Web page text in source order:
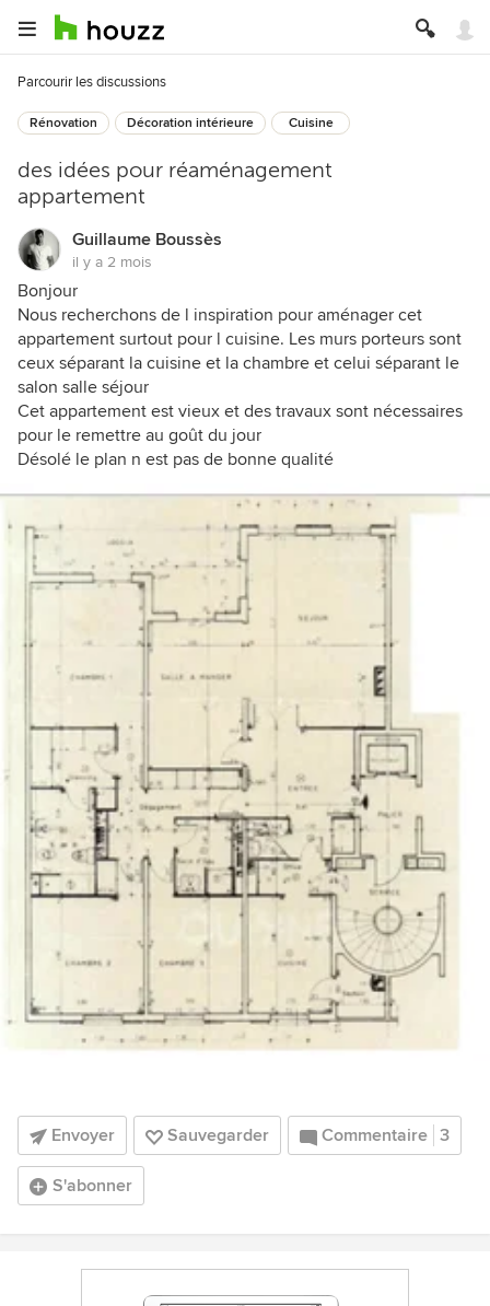
Parcourir les discussions
Rénovation Décoration intérieure Cuisine
des idées pour réaménagement
appartement
Guillaume Boussès
il y a 2 mois
Bonjour
Nous recherchons de l inspiration pour aménager cet
appartement surtout pour l cuisine. Les murs porteurs sont
ceux séparant la cuisine et la chambre et celui séparant le
salon salle séjour
Cet appartement est vieux et des travaux sont nécessaires
pour le remettre au goût du jour
Désolé le plan n est pas de bonne qualité
Envoyer Sauvegarder Commentaire 3
S'abonner